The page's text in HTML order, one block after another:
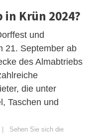
Krün 2024?
und
21. September ab
des Almabtriebs
die unter
Taschen und
| Sehen Sie sich die